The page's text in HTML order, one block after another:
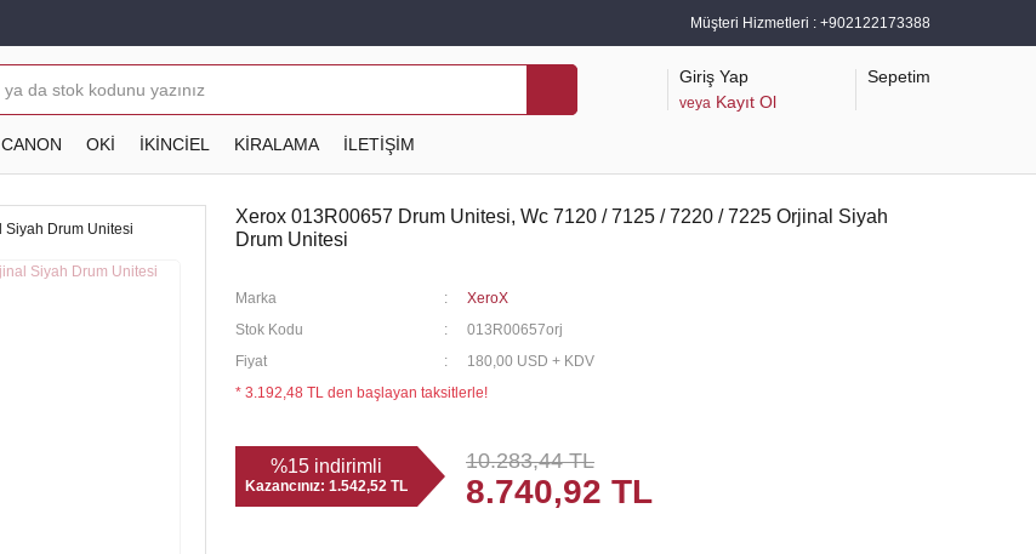
Müşteri Hizmetleri : +902122173388
Giriş Yap
veya Kayıt Ol
Sepetim
CANON OKİ İKİNCİEL KİRALAMA İLETİŞİM
Xerox 013R00657 Drum Unitesi, Wc 7120 / 7125 / 7220 / 7225 Orjinal Siyah
Drum Unitesi
Marka
XeroX
Stok Kodu
013R00657orj
Fiyat
180,00 USD + KDV
* 3.192,48 TL den başlayan taksitlerle!
%15 indirimli
Kazancınız: 1.542,52 TL
10.283,44 TL
8.740,92 TL